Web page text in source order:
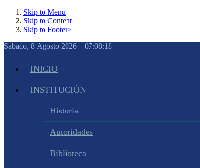
Skip to Menu
Skip to Content
Skip to Footer>
Sabado, 8 Agosto 2026 07:08:19
INICIO
INSTITUCIÓN
Historia
Autoridades
Biblioteca